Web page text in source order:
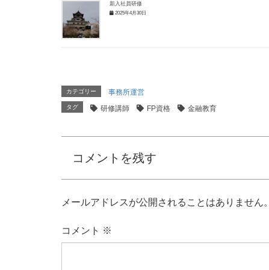
新入社員研修
2025年4月30日
カテゴリー 事務所運営
タグ 研修講師 FP資格 金融教育
コメントを残す
メールアドレスが公開されることはありません。
コメント ※